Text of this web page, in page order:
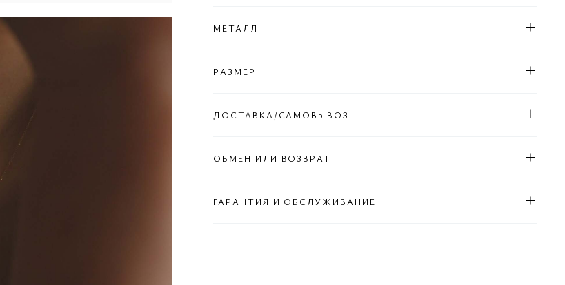
МЕТАЛЛ
РАЗМЕР
ДОСТАВКА/САМОВЫВОЗ
ОБМЕН ИЛИ ВОЗВРАТ
ГАРАНТИЯ И ОБСЛУЖИВАНИЕ